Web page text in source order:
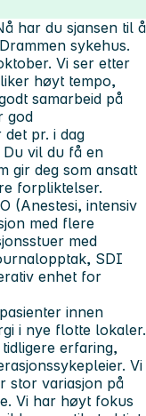
har du sjansen til å
sykehus.
Vi ser etter
høyt tempo,
samarbeid på
god
pr. i dag
Du vil du få en
gir deg som ansatt
forpliktelser.
(Anestesi, intensiv
med flere
med
SDI
enhet for
innen
i nye flotte lokaler.
erfaring,
Vi
stor variasjon på
Vi har høyt fokus